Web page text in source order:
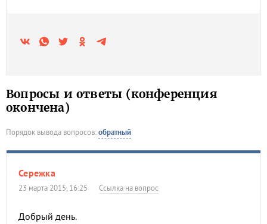
Вопросы и ответы (конференция
окончена)
Порядок вывода вопросов:обратный
Сережка
23 марта 2015, 16:25 Ссылка на вопрос
Добрый день.